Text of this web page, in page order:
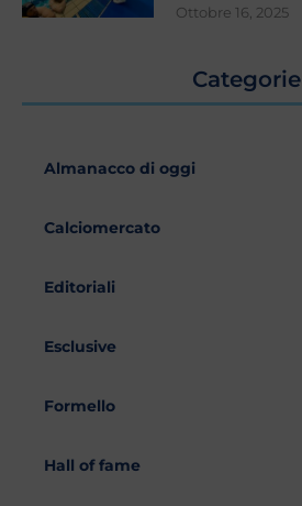
Ottobre 16, 2025
Categorie
Almanacco di oggi
Calciomercato
Editoriali
Esclusive
Formello
Hall of fame